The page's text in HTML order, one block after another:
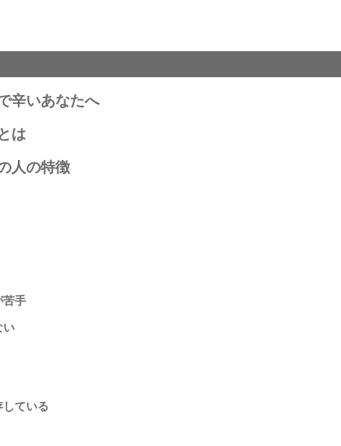
辛いあなたへ
は
人の特徴
苦手
い
している